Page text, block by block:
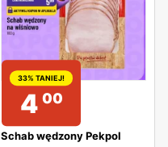
33% TANIEJ!
4 00
Schab wędzony Pekpol